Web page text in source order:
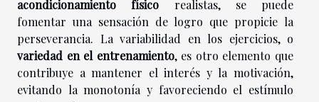
acondicionamiento físico realistas, se puede
fomentar una sensación de logro que propicie la
perseverancia. La variabilidad en los ejercicios, o
variedad en el entrenamiento, es otro elemento que
contribuye a mantener el interés y la motivación,
evitando la monotonía y favoreciendo el estímulo